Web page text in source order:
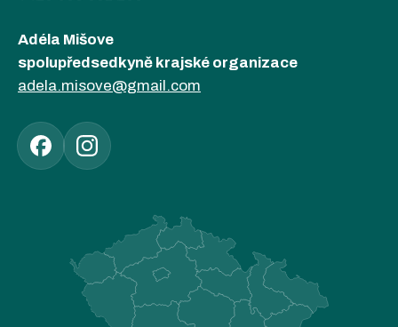
Adéla Mišove
spolupředsedkyně krajské organizace
adela.misove@gmail.com